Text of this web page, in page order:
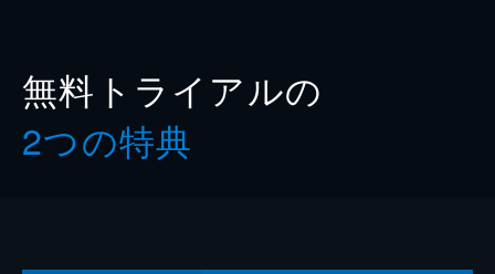
無料トライアルの
2つの特典